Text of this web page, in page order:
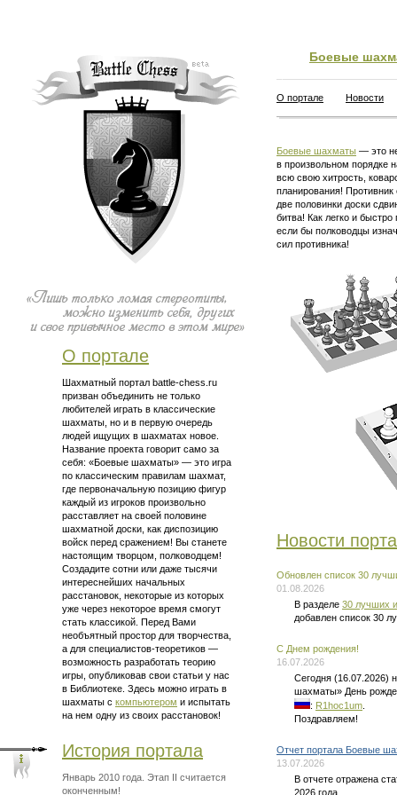
О портале
Шахматный портал battle-chess.ru
призван объединить не только
любителей играть в классические
шахматы, но и в первую очередь
людей ищущих в шахматах новое.
Название проекта говорит само за
себя: «Боевые шахматы» — это игра
по классическим правилам шахмат,
где первоначальную позицию фигур
каждый из игроков произвольно
расставляет на своей половине
шахматной доски, как диспозицию
войск перед сражением! Вы станете
настоящим творцом, полководцем!
Создадите сотни или даже тысячи
интереснейших начальных
расстановок, некоторые из которых
уже через некоторое время смогут
стать классикой. Перед Вами
необъятный простор для творчества,
а для специалистов-теоретиков —
возможность разработать теорию
игры, опубликовав свои статьи у нас
в Библиотеке. Здесь можно играть в
шахматы с компьютером и испытать
на нем одну из своих расстановок!
История портала
Январь 2010 года. Этап II считается
оконченным!
Боевые
О портале Новости
Боевые шахматы — это
в произвольном порядке
всю свою хитрость,
планирования!
две половинки доски
битва! Как легко и
если бы полководцы
сил противника!
Новости
Обновлен список 30
01.08.2026
В разделе 30 лучших
добавлен список 30
C Днем рождения!
16.07.2026
Сегодня (16.07.2026)
шахматы» День
: R1hoc1um
Поздравляем!
Отчет портала Боевые
13.07.2026
В отчете отражена
2026 года.